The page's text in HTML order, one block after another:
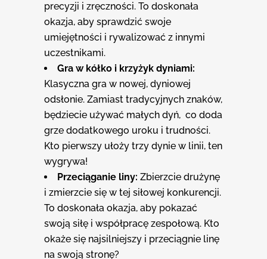
precyzji i zręczności. To doskonała
okazja, aby sprawdzić swoje
umiejętności i rywalizować z innymi
uczestnikami.
Gra w kółko i krzyżyk dyniami:
Klasyczna gra w nowej, dyniowej
odsłonie. Zamiast tradycyjnych znaków,
będziecie używać małych dyń, co doda
grze dodatkowego uroku i trudności.
Kto pierwszy ułoży trzy dynie w linii, ten
wygrywa!
Przeciąganie liny: Zbierzcie drużynę
i zmierzcie się w tej siłowej konkurencji.
To doskonała okazja, aby pokazać
swoją siłę i współpracę zespołową. Kto
okaże się najsilniejszy i przeciągnie linę
na swoją stronę?